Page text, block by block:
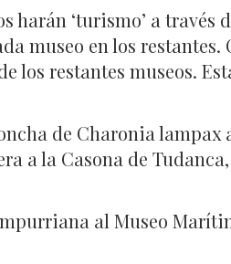
harán ‘turismo’ a
museo en los restantes.
los restantes museos.
de Charonia lampax
a la Casona de
al Museo